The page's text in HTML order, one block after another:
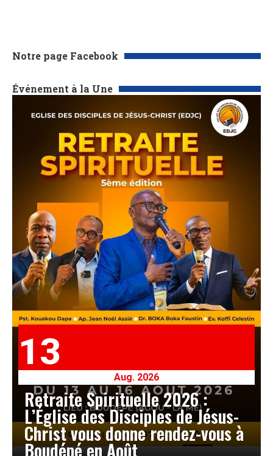
Notre page Facebook
Événement à la Une
13
Aug. 2026
Retraite Spirituelle 2026 :
L’Église des Disciples de Jésus-
Christ vous donne rendez-vous à
Boudépé en Août